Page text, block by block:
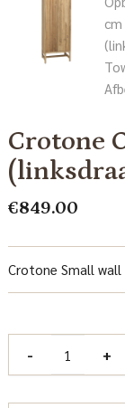
Crotone
€849.00
Crotone Small
-
Opbergkast
+